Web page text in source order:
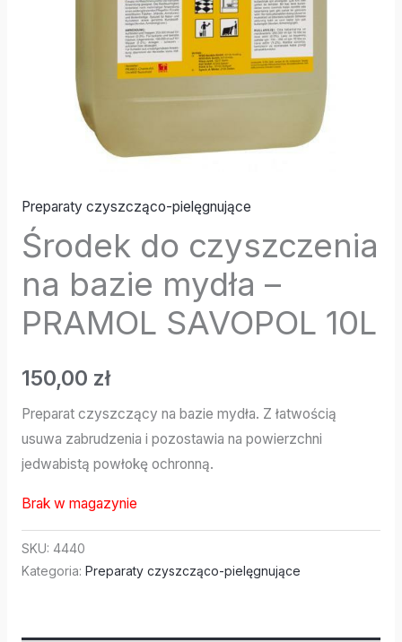
Preparaty czyszcząco-pielęgnujące
Środek do czyszczenia
na bazie mydła –
PRAMOL SAVOPOL 10L
150,00 zł
Preparat czyszczący na bazie mydła. Z łatwością
usuwa zabrudzenia i pozostawia na powierzchni
jedwabistą powłokę ochronną.
Brak w magazynie
SKU: 4440
Kategoria: Preparaty czyszcząco-pielęgnujące